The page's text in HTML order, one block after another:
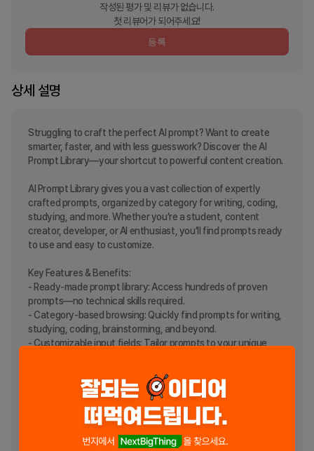
작성된 평가 및 리뷰가 없습니다.
첫 리뷰어가 되어주세요!
등록
상세 설명
Struggling to craft the perfect AI prompt? Want to create
smarter, faster, and with less guesswork? Discover the AI
Prompt Library—your shortcut to powerful content creation.
AI Prompt Library gives you a vast collection of expertly
crafted prompts, organized by category for writing, coding,
studying, and more. Whether you’re a student, content
creator, developer, or AI enthusiast, you’ll find prompts ready
to use and easy to customize.
Key Features & Benefits:
- Ready-made prompt library: Access hundreds of proven
prompts—no technical skills required.
- Category-based browsing: Quickly find prompts for writing,
studying, coding, brainstorming, and beyond.
- Customizable input fields: Tailor prompts to your unique
ideas fast with powerful search.
- Flexible usage: Use credits as you go or upgrade to a
subscription plan for unlimited creativity.
Why AI Prompt Library?